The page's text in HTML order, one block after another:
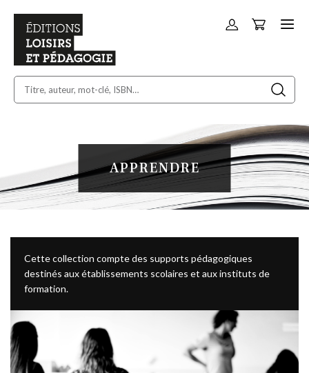
Allez
Panier
APPRENDRE
Cette collection compte des supports pédagogiques
destinés aux établissements scolaires et aux instituts de
formation.